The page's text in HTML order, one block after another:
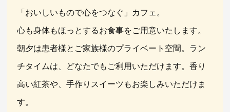
「おいしいもので心をつなぐ」カフェ。
心も身体もほっとするお食事をご用意いたします。
朝夕は患者様とご家族様のプライベート空間。 ラン
チタイムは、どなたでもご利用いただけます。香り
高い紅茶や、手作りスイーツもお楽しみいただけま
す。